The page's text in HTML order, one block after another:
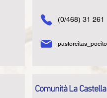
(0/468) 31 261
Comunità La